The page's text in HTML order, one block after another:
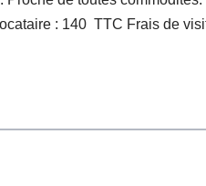
: 140  TTC Frais de